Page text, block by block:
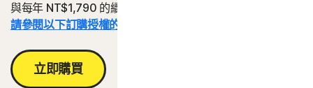
與每年 NT$1,790 的續購費用相比省下的金額。
請參閱以下訂購授權的詳細資料。*
立即購買